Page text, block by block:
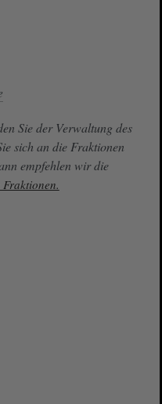
Sie der Verwaltung des
sich an die Fraktionen
empfehlen wir die